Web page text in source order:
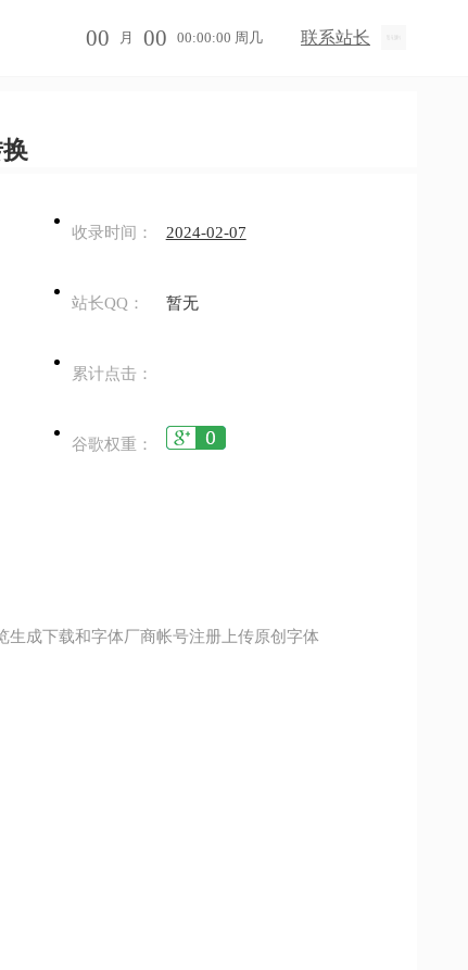
00 月 00 00:00:00 周几 联系站长
收录时间： 2024-02-07
站长QQ： 暂无
累计点击：
谷歌权重：
成下载和字体厂商帐号注册上传原创字体